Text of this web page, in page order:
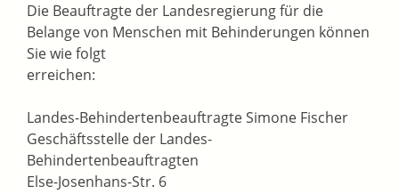
Die Beauftragte der Landesregierung für die
Belange von Menschen mit Behinderungen können
Sie wie folgt
erreichen:
Landes-Behindertenbeauftragte Simone Fischer
Geschäftsstelle der Landes-
Behindertenbeauftragten
Else-Josenhans-Str. 6